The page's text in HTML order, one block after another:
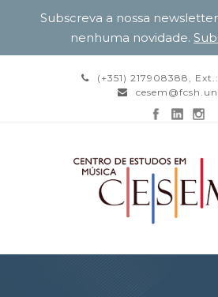
(+351) 217908388,
Subscreva a nossa
nenhuma novidade.